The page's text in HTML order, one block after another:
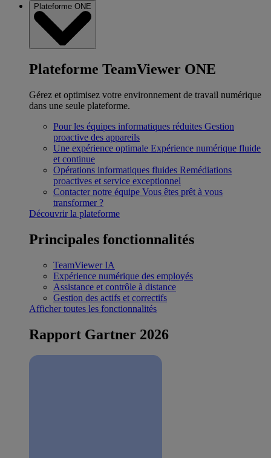
Plateforme ONE
Plateforme TeamViewer ONE
Gérez et optimisez votre environnement de travail numérique
dans une seule plateforme.
Pour les équipes informatiques réduites Gestion
proactive des appareils
Une expérience optimale Expérience numérique fluide
et continue
Opérations informatiques fluides Remédiations
proactives et service exceptionnel
Contacter notre équipe Vous êtes prêt à vous
transformer ?
Découvrir la plateforme
Principales fonctionnalités
TeamViewer IA
Expérience numérique des employés
Assistance et contrôle à distance
Gestion des actifs et correctifs
Afficher toutes les fonctionnalités
Rapport Gartner 2026